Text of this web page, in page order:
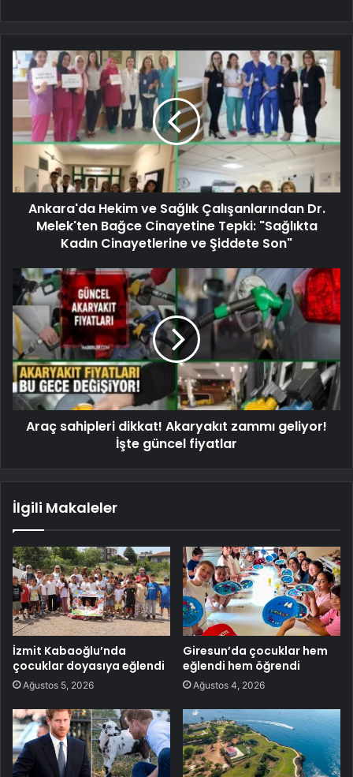
Ankara'da Hekim ve Sağlık Çalışanlarından Dr.
Melek'ten Bağce Cinayetine Tepki: "Sağlıkta
Kadın Cinayetlerine ve Şiddete Son"
Araç sahipleri dikkat! Akaryakıt zammı geliyor!
İşte güncel fiyatlar
İlgili Makaleler
İzmit Kabaoğlu’nda
çocuklar doyasıya eğlendi
Ağustos 5, 2026
Giresun’da çocuklar hem
eğlendi hem öğrendi
Ağustos 4, 2026